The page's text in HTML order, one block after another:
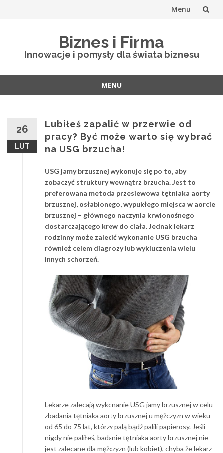
Menu
Biznes i Firma
Innowacje i pomysły dla świata biznesu
MENU
26
LUT
Lubiłeś zapalić w przerwie od
pracy? Być może warto się wybrać
na USG brzucha!
USG jamy brzusznej wykonuje się po to, aby
zobaczyć struktury wewnątrz brzucha. Jest to
preferowana metoda przesiewowa tętniaka aorty
brzusznej, osłabionego, wypukłego miejsca w aorcie
brzusznej – głównego naczynia krwionośnego
dostarczającego krew do ciała. Jednak lekarz
rodzinny może zalecić wykonanie USG brzucha
również celem diagnozy lub wykluczenia wielu
innych schorzeń.
Lekarze zalecają wykonanie USG jamy brzusznej w celu
zbadania tętniaka aorty brzusznej u mężczyzn w wieku
od 65 do 75 lat, którzy palą bądź palili papierosy. Jeśli
nigdy nie paliłeś, badanie tętniaka aorty brzusznej nie
jest zalecane dla mężczyzn (lub kobiet), chyba że lekarz